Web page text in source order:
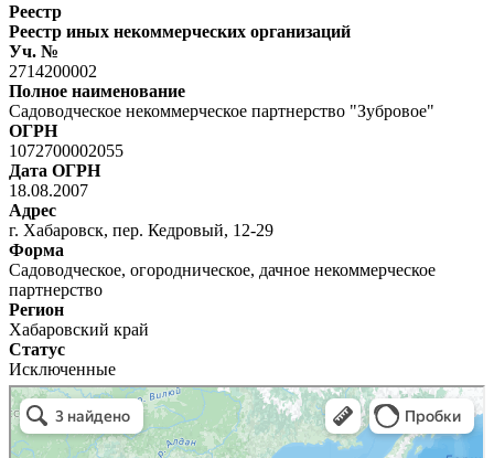
Реестр
Реестр иных некоммерческих организаций
Уч. №
2714200002
Полное наименование
Садоводческое некоммерческое партнерство "Зубровое"
ОГРН
1072700002055
Дата ОГРН
18.08.2007
Адрес
г. Хабаровск, пер. Кедровый, 12-29
Форма
Садоводческое, огородническое, дачное некоммерческое
партнерство
Регион
Хабаровский край
Статус
Исключенные